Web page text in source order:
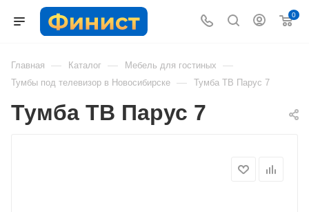
0
Главная — Каталог — Мебель для гостиных —
Тумбы под телевизор в Новосибирске — Тумба ТВ Парус 7
Тумба ТВ Парус 7